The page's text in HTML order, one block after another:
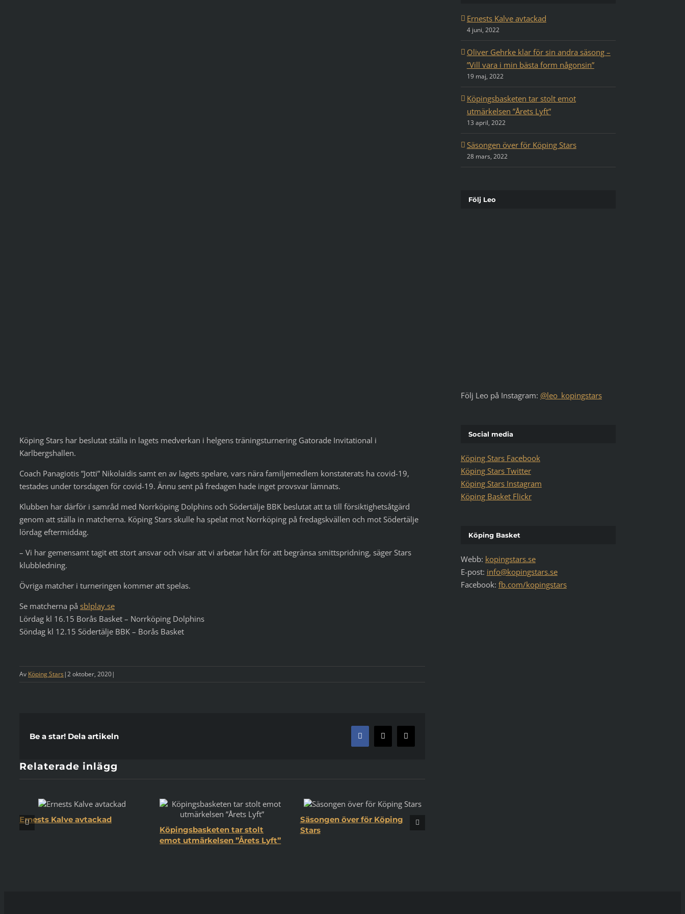
Köping Stars har beslutat ställa in lagets medverkan i helgens träningsturnering Gatorade Invitational i
Karlbergshallen.
Coach Panagiotis ”Jotti” Nikolaidis samt en av lagets spelare, vars nära familjemedlem konstaterats ha covid-19,
testades under torsdagen för covid-19. Ännu sent på fredagen hade inget provsvar lämnats.
Klubben har därför i samråd med Norrköping Dolphins och Södertälje BBK beslutat att ta till försiktighetsåtgärd
genom att ställa in matcherna. Köping Stars skulle ha spelat mot Norrköping på fredagskvällen och mot Södertälje
lördag eftermiddag.
– Vi har gemensamt tagit ett stort ansvar och visar att vi arbetar hårt för att begränsa smittspridning, säger Stars
klubbledning.
Övriga matcher i turneringen kommer att spelas.
Se matcherna på sblplay.se
Lördag kl 16.15 Borås Basket – Norrköping Dolphins
Söndag kl 12.15 Södertälje BBK – Borås Basket
Av Köping Stars |2 oktober, 2020|
Be a star! Dela artikeln Facebook
X
E-
post
Relaterade inlägg
Ernests Kalve avtackad
Köpingsbasketen tar stolt
emot utmärkelsen ”Årets Lyft”
Säsongen över för Köping
Stars
Ernests Kalve avtackad
4 juni, 2022
Oliver Gehrke klar för sin andra säsong –
”Vill vara i min bästa form någonsin”
19 maj, 2022
Köpingsbasketen tar stolt emot
utmärkelsen ”Årets Lyft”
13 april, 2022
Säsongen över för Köping Stars
28 mars, 2022
Följ Leo
Följ Leo på Instagram: @leo_kopingstars
Social media
Köping Stars Facebook
Köping Stars Twitter
Köping Stars Instagram
Köping Basket Flickr
Köping Basket
Webb: kopingstars.se
E-post: info@kopingstars.se
Facebook: fb.com/kopingstars